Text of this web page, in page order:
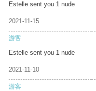
Estelle sent you 1 nude
2021-11-15
游客
Estelle sent you 1 nude
2021-11-10
游客